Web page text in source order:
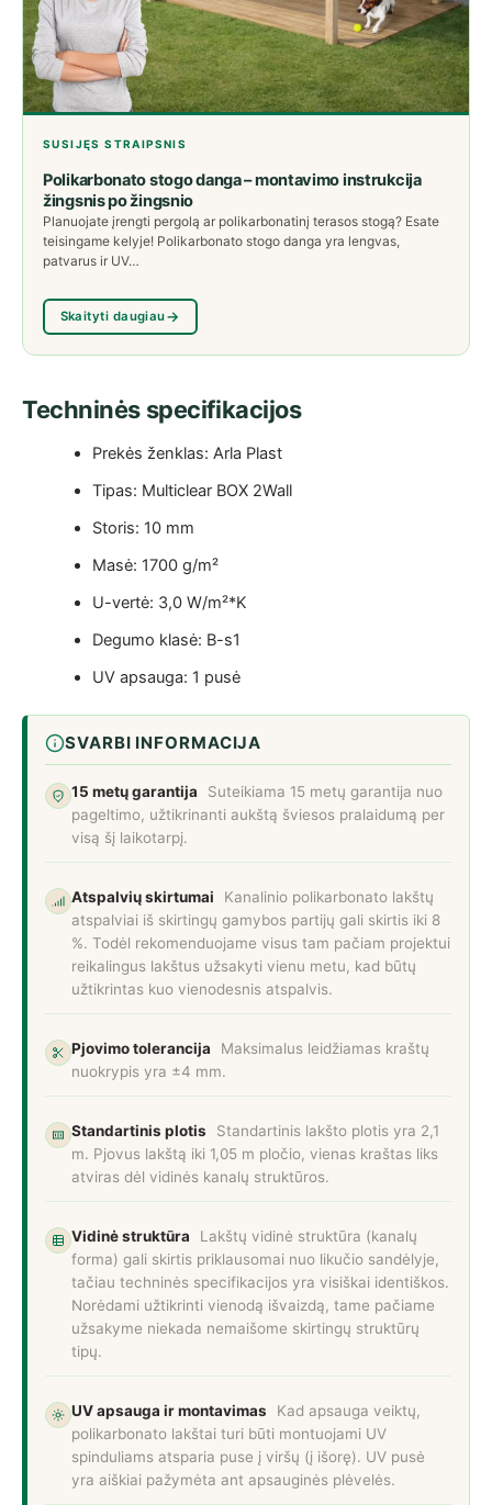
SUSIJĘS STRAIPSNIS
Polikarbonato stogo danga – montavimo instrukcija
žingsnis po žingsnio
Planuojate įrengti pergolą ar polikarbonatinį terasos stogą? Esate
teisingame kelyje! Polikarbonato stogo danga yra lengvas,
patvarus ir UV…
Skaityti daugiau
Techninės specifikacijos
Prekės ženklas: Arla Plast
Tipas: Multiclear BOX 2Wall
Storis: 10 mm
Masė: 1700 g/m²
U-vertė: 3,0 W/m²*K
Degumo klasė: B-s1
UV apsauga: 1 pusė
SVARBI INFORMACIJA
15 metų garantija
Suteikiama 15 metų garantija nuo
pageltimo, užtikrinanti aukštą šviesos pralaidumą per
visą šį laikotarpį.
Atspalvių skirtumai
Kanalinio polikarbonato lakštų
atspalviai iš skirtingų gamybos partijų gali skirtis iki 8
%. Todėl rekomenduojame visus tam pačiam projektui
reikalingus lakštus užsakyti vienu metu, kad būtų
užtikrintas kuo vienodesnis atspalvis.
Pjovimo tolerancija
Maksimalus leidžiamas kraštų
nuokrypis yra ±4 mm.
Standartinis plotis
Standartinis lakšto plotis yra 2,1
m. Pjovus lakštą iki 1,05 m pločio, vienas kraštas liks
atviras dėl vidinės kanalų struktūros.
Vidinė struktūra
Lakštų vidinė struktūra (kanalų
forma) gali skirtis priklausomai nuo likučio sandėlyje,
tačiau techninės specifikacijos yra visiškai identiškos.
Norėdami užtikrinti vienodą išvaizdą, tame pačiame
užsakyme niekada nemaišome skirtingų struktūrų
tipų.
UV apsauga ir montavimas
Kad apsauga veiktų,
polikarbonato lakštai turi būti montuojami UV
spinduliams atsparia puse į viršų (į išorę). UV pusė
yra aiškiai pažymėta ant apsauginės plėvelės.